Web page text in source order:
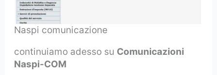
Naspi comunicazione
continuiamo adesso su Comunicazioni
Naspi-COM